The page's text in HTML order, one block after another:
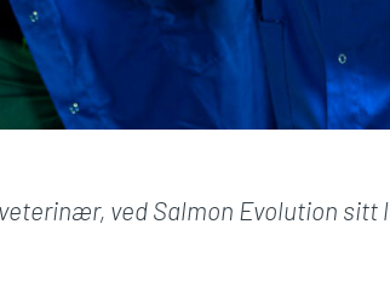
ved Salmon Evolution